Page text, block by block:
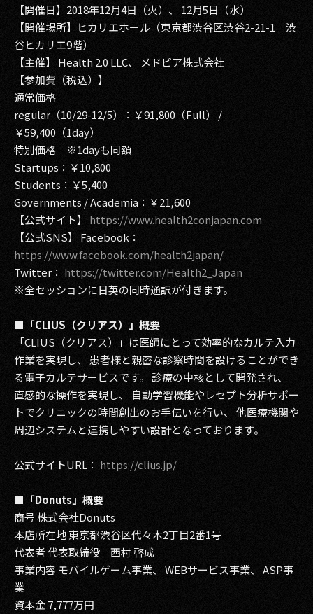
2017
2011
2010
2009
【開催日】2018年12月4日（火）、 12月5日（水）
【開催場所】ヒカリエホール（東京都渋谷区渋谷2-21-1 渋
谷ヒカリエ9階）
【主催】 Health 2.0 LLC、 メドピア株式会社
【参加費（税込）】
通常価格
regular（10/29-12/5）：￥91,800（Full） /
￥59,400（1day）
特別価格 ※1dayも同額
Startups：￥10,800
Students：￥5,400
Governments / Academia：￥21,600
【公式サイト】
https://www.health2conjapan.com
【公式SNS】 Facebook：
https://www.facebook.com/health2japan/
Twitter： https://twitter.com/Health2_Japan
※全セッションに日英の同時通訳が付きます。
■「CLIUS（クリアス）」概要
「CLIUS（クリアス）」は医師にとって効率的なカルテ入力
作業を実現し、 患者様と親密な診察時間を設けることができ
る電子カルテサービスです。 診療の中核として開発され、
直感的な操作を実現し、 自動学習機能やレセプト分析サポー
トでクリニックの時間創出のお手伝いを行い、 他医療機関や
周辺システムと連携しやすい設計となっております。
公式サイトURL： https://clius.jp/
■「Donuts」概要
商号 株式会社Donuts
本店所在地 東京都渋谷区代々木2丁目2番1号
代表者 代表取締役 西村 啓成
事業内容 モバイルゲーム事業、 WEBサービス事業、 ASP事
業
資本金 7,777万円